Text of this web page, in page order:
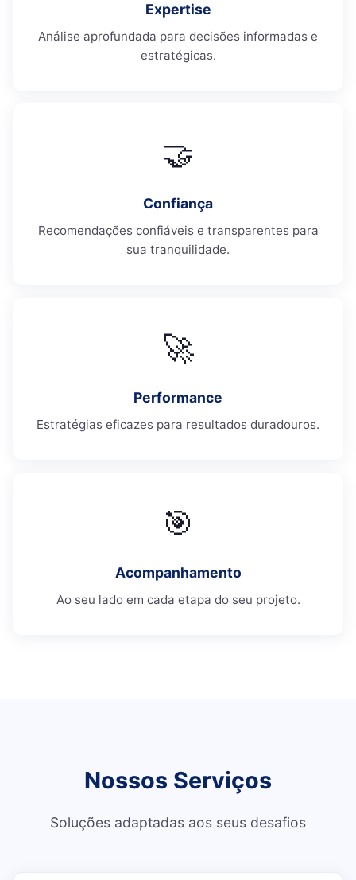
Expertise
Análise aprofundada para decisões informadas e
estratégicas.
🤝
Confiança
Recomendações confiáveis e transparentes para
sua tranquilidade.
🚀
Performance
Estratégias eficazes para resultados duradouros.
🎯
Acompanhamento
Ao seu lado em cada etapa do seu projeto.
Nossos Serviços
Soluções adaptadas aos seus desafios